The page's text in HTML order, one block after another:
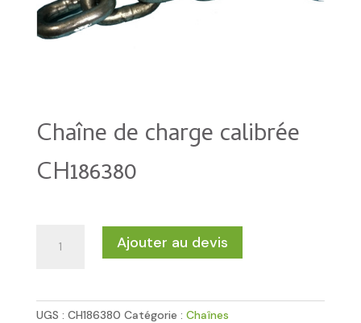
Chaîne de charge calibrée
CH186380
Ajouter au devis
UGS : CH186380 Catégorie : Chaînes